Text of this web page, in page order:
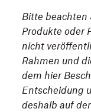
Bitte beachten
Produkte oder
nicht
Rahmen und
dem hier
Entscheidung
deshalb auf